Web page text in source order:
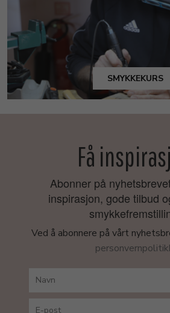
SMYKKEKURS
Få
Abonner på
inspirasjon, gode tilbud
Ved å abonnere på vårt